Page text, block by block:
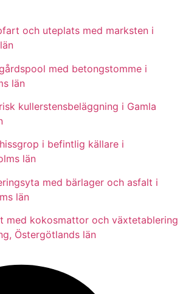
och uteplats med marksten i
med betongstomme i
län
kullerstensbeläggning i Gamla
i befintlig källare i
län
med bärlager och asfalt i
län
med kokosmattor och växtetablering
Östergötlands län